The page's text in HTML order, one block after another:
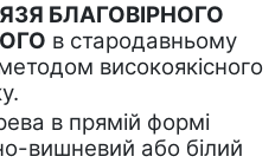
БЛАГОВІРНОГО
в стародавньому
високоякісного
в прямій формі
вишневий або білий